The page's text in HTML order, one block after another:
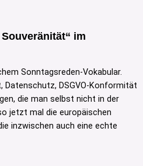
im
Sonntagsreden-Vokabular.
Datenschutz, DSGVO-Konformität
die man selbst nicht in der
jetzt mal die europäischen
inzwischen auch eine echte